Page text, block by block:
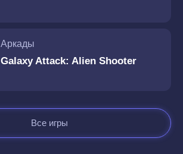
Аркады
Galaxy Attack: Alien Shooter
Все игры